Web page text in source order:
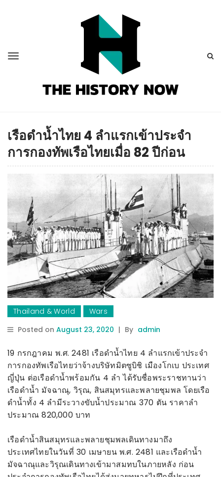
เรือดำน้ำไทย 4 ลำแรกเข้าประจำ
การกองทัพเรือไทยเมื่อ 82 ปีก่อน
Thailand & World
Wars
Posted on August 23, 2020 | By admin
19 กรกฎาคม พ.ศ. 2481 เรือดำน้ำไทย 4 ลำแรกเข้าประจำ
การกองทัพเรือไทยว่าจ้างบริษัทมิตซูบิชิ เมืองโกเบ ประเทศ
ญี่ปุ่น ต่อเรือดำน้ำพร้อมกัน 4 ลำได้รับชื่อพระราชทานว่า
เรือดำน้ำ มัจฉาณุ, วิรุณ, สินสมุทรและพลายชุมพล โดยเรือ
ดำน้ำทั้ง 4 ลำมีระวางขับน้ำประมาณ 370 ตัน ราคาลำ
ประมาณ 820,000 บาท
เรือดำน้ำสินสมุทรและพลายชุมพลเดินทางมาถึง
ประเทศไทยในวันที่ 30 เมษายน พ.ศ. 2481 และเรือดำน้ำ
มัจฉาณุและวิรุณเดินทางเข้ามาสมทบในภายหลัง ก่อน